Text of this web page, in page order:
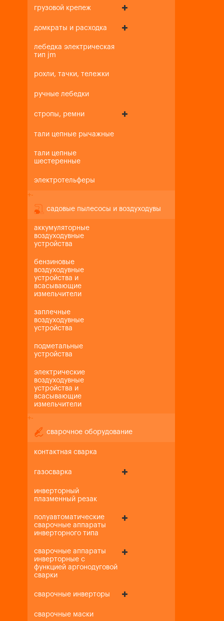
грузовой крепеж
домкраты и расходка
лебедка электрическая
тип jm
рохли, тачки, тележки
ручные лебедки
стропы, ремни
тали цепные рычажные
тали цепные
шестеренные
электротельферы
+-
садовые пылесосы и воздуходувы
аккумуляторные
воздуходувные
устройства
бензиновые
воздуходувные
устройства и
всасывающие
измельчители
заплечные
воздуходувные
устройства
подметальные
устройства
электрические
воздуходувные
устройства и
всасывающие
измельчители
+-
сварочное оборудование
контактная сварка
газосварка
инверторный
плазменный резак
полуавтоматические
сварочные аппараты
инверторного типа
сварочные аппараты
инверторные с
функцией аргонодуговой
сварки
сварочные инверторы
сварочные маски